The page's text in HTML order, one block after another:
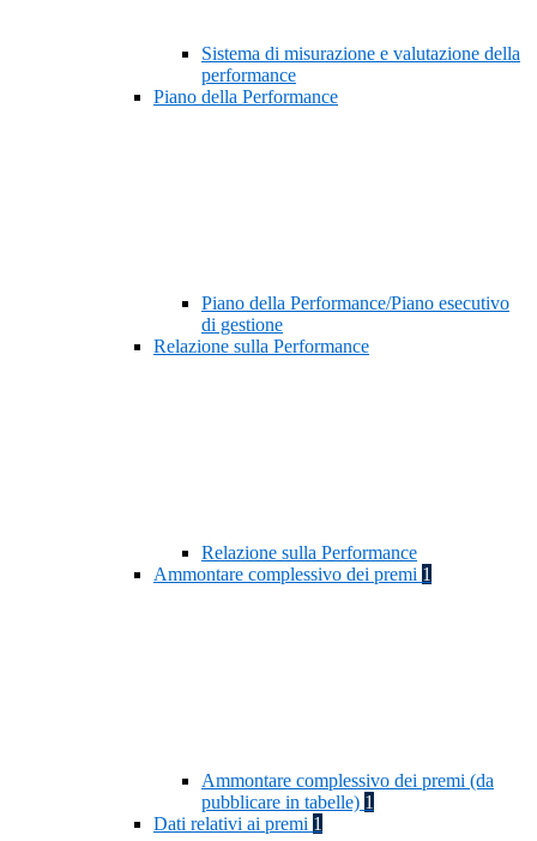
Sistema di misurazione e valutazione della
performance
Piano della Performance
Piano della Performance/Piano esecutivo
di gestione
Relazione sulla Performance
Relazione sulla Performance
Ammontare complessivo dei premi 1
Ammontare complessivo dei premi (da
pubblicare in tabelle) 1
Dati relativi ai premi 1